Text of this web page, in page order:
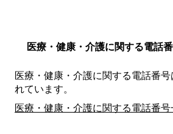
医療・健康・介護に関する電話
医療・健康・介護に関する電話番号
れています。
医療・健康・介護に関する電話番号